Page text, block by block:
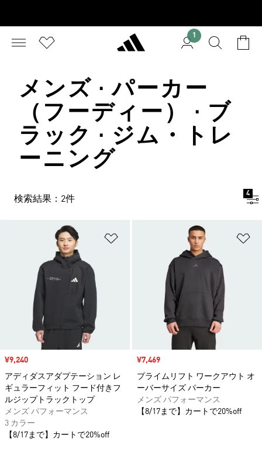
1
メンズ · パーカー
（フーディー） · ブ
ラック · ジム・トレ
ーニング
検索結果：2件
4
ほしいものリストに追加
セール価格
¥9,240
アディダスアダプテーション レ
ギュラーフィット フード付きフ
ルジップトラックトップ
メンズ パフォーマンス
3 カラー
【8/17まで】カートで20%off
セール価格
¥7,469
プライムリフト ワークアウト オ
ーバーサイズ パーカー
メンズ パフォーマンス
【8/17まで】カートで20%off